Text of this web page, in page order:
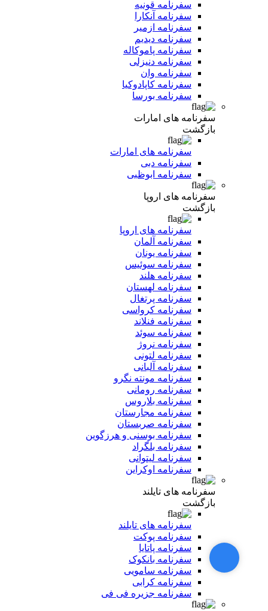
سفرنامه قونیه
سفرنامه آنکارا
سفرنامه ازمیر
سفرنامه دیدیم
سفرنامه پاموکاله
سفرنامه دنیزلی
سفرنامه وان
سفرنامه کاپادوکیا
سفرنامه بورسا
سفرنامه های امارات
بازگشت
سفرنامه های امارات
سفرنامه دبی
سفرنامه ابوظبی
سفرنامه های اروپا
بازگشت
سفرنامه های اروپا
سفرنامه آلمان
سفرنامه یونان
سفرنامه سوئیس
سفرنامه هلند
سفرنامه لهستان
سفرنامه پرتغال
سفرنامه کرواسی
سفرنامه فنلاند
سفرنامه سوئد
سفرنامه نروژ
سفرنامه لتونی
سفرنامه آلبانی
سفرنامه مونته نگرو
سفرنامه رومانی
سفرنامه بلاروس
سفرنامه مجارستان
سفرنامه صربستان
سفرنامه بوسنی و هرزگوین
سفرنامه بلگراد
سفرنامه لیتوانی
سفرنامه اوکراین
سفرنامه های تایلند
بازگشت
سفرنامه های تایلند
سفرنامه پوکت
سفرنامه پاتایا
سفرنامه بانکوک
سفرنامه سامویی
سفرنامه کرابی
سفرنامه جزیره فی فی